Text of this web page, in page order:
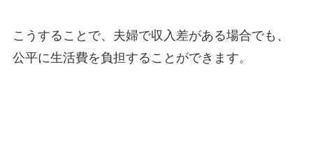
こうすることで、夫婦で収入差がある場合でも、
公平に生活費を負担することができます。